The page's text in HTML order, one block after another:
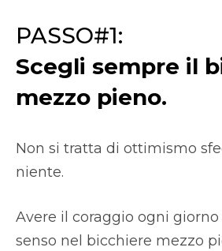
PASSO#1:
Scegli sempre il
mezzo pieno.
Non si tratta di ottimismo
niente.
Avere il coraggio ogni giorno
senso nel bicchiere mezzo